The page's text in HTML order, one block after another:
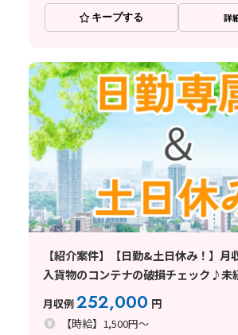
キープする 詳
【紹介案件】【日勤&土日休み！】
入貨物のコンテナの破損チェック♪未
月収例252,000 円
【時給】1,500円～